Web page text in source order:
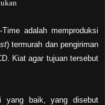
adalah memproduksi
) termurah dan pengiriman
Kiat agar tujuan tersebut
yang baik, yang disebut